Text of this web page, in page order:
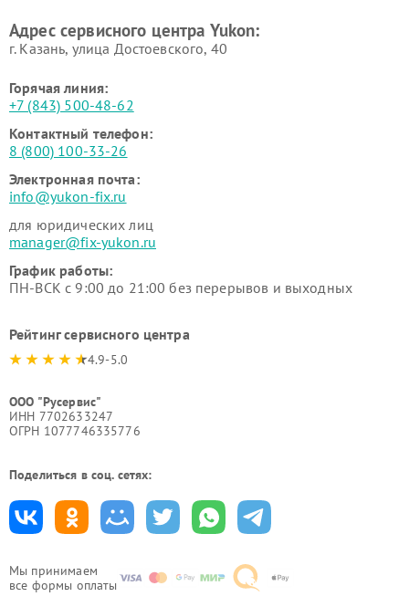
Мы принимаем
все формы оплаты
Адрес сервисного центра Yukon:
г. Казань, улица Достоевского, 40
Горячая линия:
+7 (843) 500-48-62
Контактный телефон:
8 (800) 100-33-26
Электронная почта:
info@yukon-fix.ru
для юридических лиц
manager@fix-yukon.ru
График работы:
ПН-ВСК с 9:00 до 21:00 без перерывов и выходных
Рейтинг сервисного центра
4.9-5.0
ООО "Русервис"
ИНН 7702633247
ОГРН 1077746335776
Поделиться в соц. сетях: